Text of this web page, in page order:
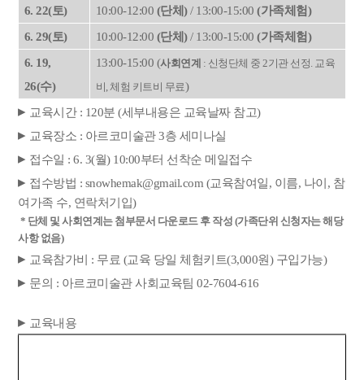
6. 22(토)
10:00-12:00 (단체)/ 13:00-15:00 (가족체험)
6. 29(토)
10:00-12:00 (단체)/ 13:00-15:00(가족체험)
6. 19,
26(수)
13:00-15:00 (사회연계 : 신청단체 중 2기관 선정. 교육
비, 체험 키트비 무료)
▸ 교육시간 : 120분 (세부내용은 교육날짜 참고)
▸ 교육장소 : 아르코미술관 3층 세미나실
▸ 접수일 : 6. 3(월) 10:00부터 선착순 메일접수
▸ 접수방법 : snowhemak@gmail.com (교육참여일, 이름, 나이, 참
여가족 수, 연락처기입)
* 단체 및 사회연계는 첨부문서 다운로드 후 작성 (가족단위 신청자는 해당
사항 없음)
▸ 교육참가비 : 무료 (교육 당일 체험키트(3,000원) 구입가능)
▸ 문의 : 아르코미술관 사회교육팀 02-7604-616
▸ 교육내용